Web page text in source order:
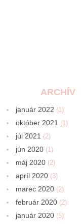
ARCHÍV
január 2022 (1)
október 2021 (1)
júl 2021 (2)
jún 2020 (1)
máj 2020 (2)
apríl 2020 (3)
marec 2020 (2)
február 2020 (2)
január 2020 (5)